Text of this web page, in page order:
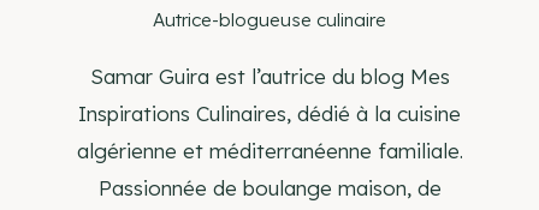
Autrice-blogueuse culinaire
Samar Guira est l’autrice du blog Mes
Inspirations Culinaires, dédié à la cuisine
algérienne et méditerranéenne familiale.
Passionnée de boulange maison, de